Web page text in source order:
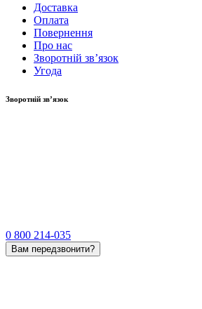
Доставка
Оплата
Повернення
Про нас
Зворотній зв’язок
Угода
Зворотній зв’язок
0 800 214-035
Вам передзвонити?